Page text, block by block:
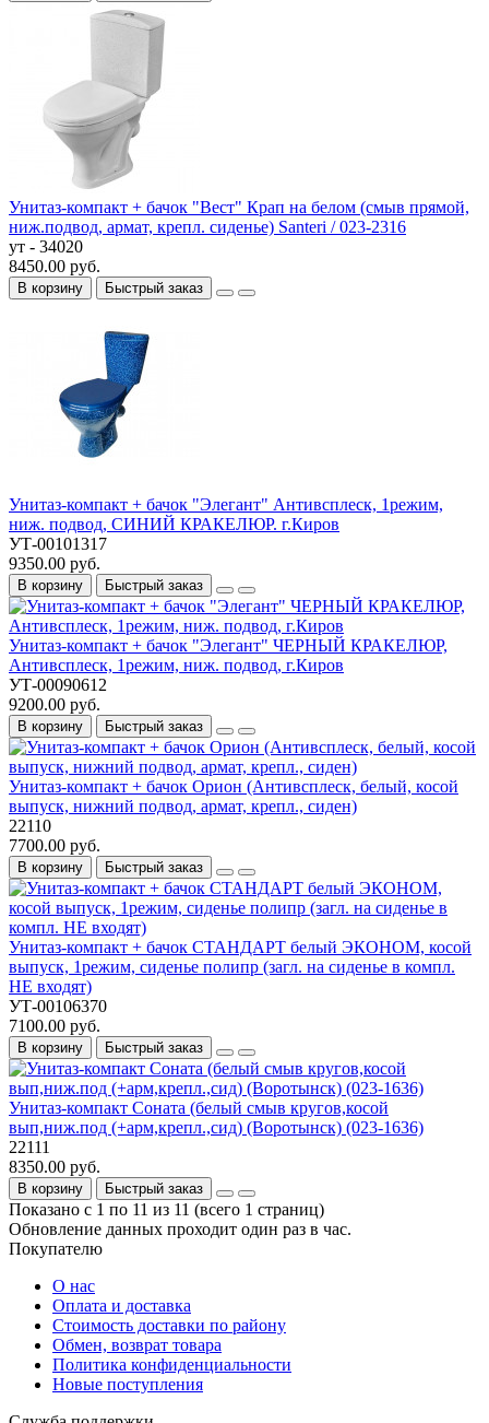
Унитаз-компакт + бачок "Вест" Крап на белом (смыв прямой,
ниж.подвод, армат, крепл. сиденье) Santeri / 023-2316
ут - 34020
8450.00 руб.
В корзину Быстрый заказ
Унитаз-компакт + бачок "Элегант" Антивсплеск, 1режим,
ниж. подвод, СИНИЙ КРАКЕЛЮР. г.Киров
УТ-00101317
9350.00 руб.
В корзину Быстрый заказ
Унитаз-компакт + бачок "Элегант" ЧЕРНЫЙ КРАКЕЛЮР,
Антивсплеск, 1режим, ниж. подвод, г.Киров
УТ-00090612
9200.00 руб.
В корзину Быстрый заказ
Унитаз-компакт + бачок Орион (Антивсплеск, белый, косой
выпуск, нижний подвод, армат, крепл., сиден)
22110
7700.00 руб.
В корзину Быстрый заказ
Унитаз-компакт + бачок СТАНДАРТ белый ЭКОНОМ, косой
выпуск, 1режим, сиденье полипр (загл. на сиденье в компл.
НЕ входят)
УТ-00106370
7100.00 руб.
В корзину Быстрый заказ
Унитаз-компакт Соната (белый смыв кругов,косой
вып,ниж.под (+арм,крепл.,сид) (Воротынск) (023-1636)
22111
8350.00 руб.
В корзину Быстрый заказ
Показано с 1 по 11 из 11 (всего 1 страниц)
Обновление данных проходит один раз в час.
Покупателю
О нас
Оплата и доставка
Стоимость доставки по району
Обмен, возврат товара
Политика конфиденциальности
Новые поступления